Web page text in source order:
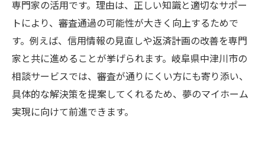
専門家の活用です。理由は、正しい知識と適切なサポー
トにより、審査通過の可能性が大きく向上するためで
す。例えば、信用情報の見直しや返済計画の改善を専門
家と共に進めることが挙げられます。岐阜県中津川市の
相談サービスでは、審査が通りにくい方にも寄り添い、
具体的な解決策を提案してくれるため、夢のマイホーム
実現に向けて前進できます。